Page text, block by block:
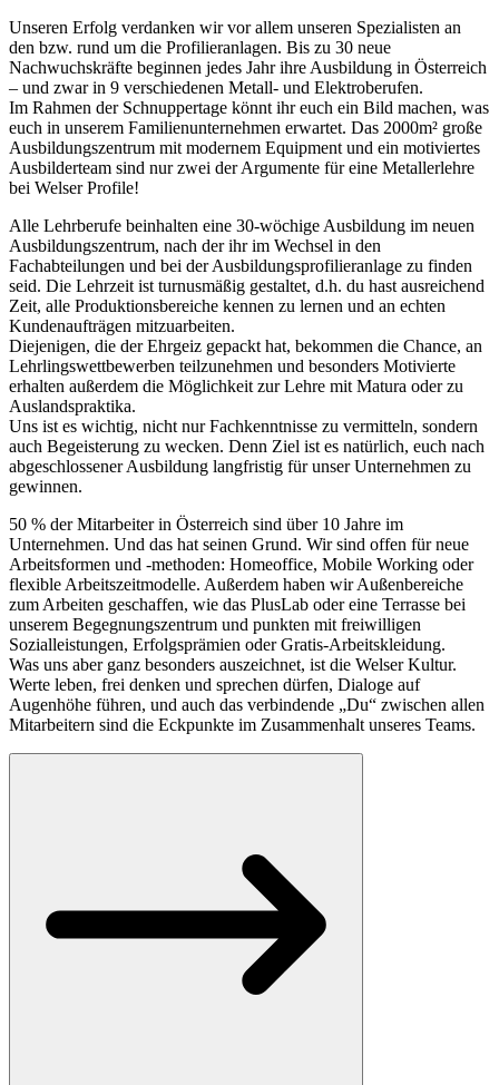
Unseren Erfolg verdanken wir vor allem unseren Spezialisten an
den bzw. rund um die Profilieranlagen. Bis zu 30 neue
Nachwuchskräfte beginnen jedes Jahr ihre Ausbildung in Österreich
– und zwar in 9 verschiedenen Metall- und Elektroberufen.
Im Rahmen der Schnuppertage könnt ihr euch ein Bild machen, was
euch in unserem Familienunternehmen erwartet. Das 2000m² große
Ausbildungszentrum mit modernem Equipment und ein motiviertes
Ausbilderteam sind nur zwei der Argumente für eine Metallerlehre
bei Welser Profile!
Alle Lehrberufe beinhalten eine 30-wöchige Ausbildung im neuen
Ausbildungszentrum, nach der ihr im Wechsel in den
Fachabteilungen und bei der Ausbildungsprofilieranlage zu finden
seid. Die Lehrzeit ist turnusmäßig gestaltet, d.h. du hast ausreichend
Zeit, alle Produktionsbereiche kennen zu lernen und an echten
Kundenaufträgen mitzuarbeiten.
Diejenigen, die der Ehrgeiz gepackt hat, bekommen die Chance, an
Lehrlingswettbewerben teilzunehmen und besonders Motivierte
erhalten außerdem die Möglichkeit zur Lehre mit Matura oder zu
Auslandspraktika.
Uns ist es wichtig, nicht nur Fachkenntnisse zu vermitteln, sondern
auch Begeisterung zu wecken. Denn Ziel ist es natürlich, euch nach
abgeschlossener Ausbildung langfristig für unser Unternehmen zu
gewinnen.
50 % der Mitarbeiter in Österreich sind über 10 Jahre im
Unternehmen. Und das hat seinen Grund. Wir sind offen für neue
Arbeitsformen und -methoden: Homeoffice, Mobile Working oder
flexible Arbeitszeitmodelle. Außerdem haben wir Außenbereiche
zum Arbeiten geschaffen, wie das PlusLab oder eine Terrasse bei
unserem Begegnungszentrum und punkten mit freiwilligen
Sozialleistungen, Erfolgsprämien oder Gratis-Arbeitskleidung.
Was uns aber ganz besonders auszeichnet, ist die Welser Kultur.
Werte leben, frei denken und sprechen dürfen, Dialoge auf
Augenhöhe führen, und auch das verbindende „Du“ zwischen allen
Mitarbeitern sind die Eckpunkte im Zusammenhalt unseres Teams.